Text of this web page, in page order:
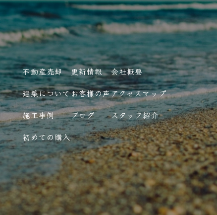
不動産売却
建築について
施工事例
初めての購入
更新情報
お客様の声
ブログ
会社概要
アクセスマップ
スタッフ紹介